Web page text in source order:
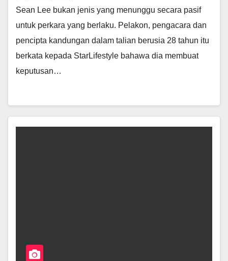
pengurusan kafe ke dalam senarai
pencapaiannya.
Sean Lee bukan jenis yang menunggu secara pasif
untuk perkara yang berlaku. Pelakon, pengacara dan
pencipta kandungan dalam talian berusia 28 tahun itu
berkata kepada StarLifestyle bahawa dia membuat
keputusan…